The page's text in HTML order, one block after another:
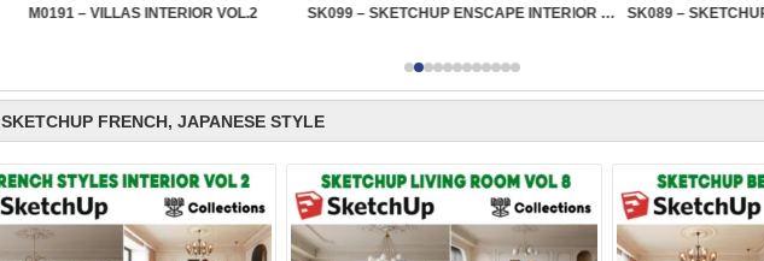
M0191 – VILLAS INTERIOR VOL.2 SK099 – SKETCHUP ENSCAPE INTERIOR VOL.2
SKETCHUP FRENCH, JAPANESE STYLE